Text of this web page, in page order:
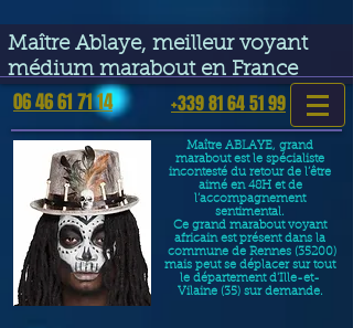
Maître Ablaye, meilleur voyant
médium marabout en France
06 46 61 71 14 +339 81 64 51 99
Maître ABLAYE, grand
marabout est le spécialiste
incontesté du retour de l’être
aimé en 48H et de
l’accompagnement
sentimental.
Ce grand marabout voyant
africain est présent dans la
commune de Rennes (35200)
mais peut se déplacer sur tout
le département d'Ille-et-
Vilaine (35) sur demande.